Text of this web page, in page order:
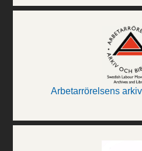
Arbetarrörelsens